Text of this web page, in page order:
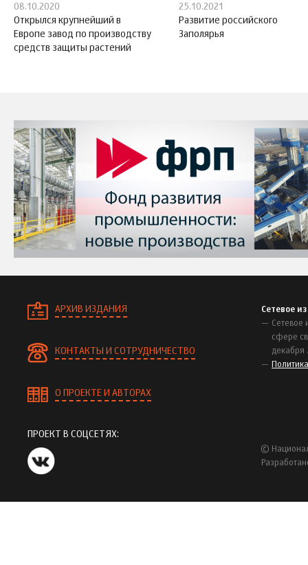
08.10.2020
Открылся крупнейший в
Европе завод по производству
средств защиты растений
25.10.2021
Развитие российского
Заполярья
АРХИВ ИЗДАНИЯ
КОНТАКТЫ И СОТРУДНИЧЕСТВО
О ПРОЕКТЕ И АВТОРАХ
Сетевое
Сетевое
сфере
декабря
ПРОЕКТ В СОЦСЕТЯХ:
©